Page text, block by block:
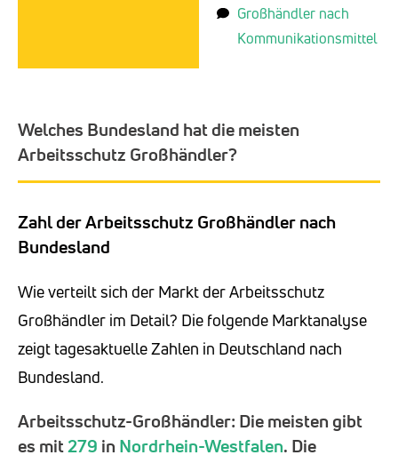
Großhändler nach
Kommunikationsmittel
Welches Bundesland hat die meisten
Arbeitsschutz Großhändler?
Zahl der Arbeitsschutz Großhändler nach
Bundesland
Wie verteilt sich der Markt der Arbeitsschutz
Großhändler im Detail? Die folgende Marktanalyse
zeigt tagesaktuelle Zahlen in Deutschland nach
Bundesland.
Arbeitsschutz-Großhändler: Die meisten gibt
es mit279 in Nordrhein-Westfalen. Die